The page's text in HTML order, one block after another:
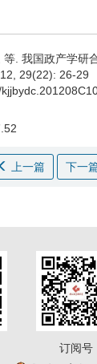
等 我国政产学研
29(22): 26-29
上一篇 下一
订阅号